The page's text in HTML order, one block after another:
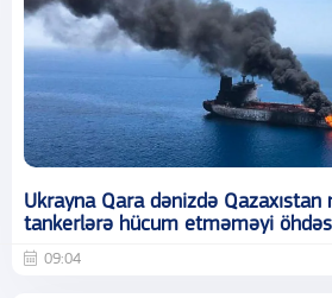
Ukrayna Qara dənizdə Qazaxıstan
tankerlərə hücum etməməyi
09:04